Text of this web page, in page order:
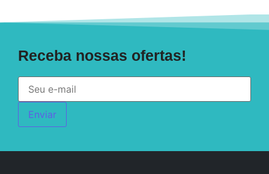
Receba nossas ofertas!
Enviar